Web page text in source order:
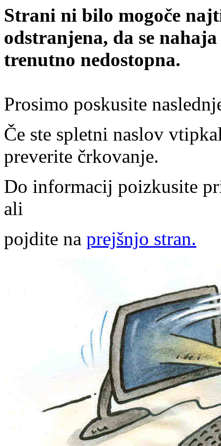
Strani ni bilo mogoče
odstranjena, da se
trenutno nedostopna.
Prosimo poskusite
Če ste spletni naslov
preverite črkovanje.
Do informacij poizkusite
ali
pojdite na prejšnjo stran.